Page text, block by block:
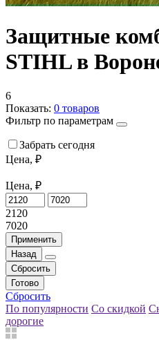
Защитные
STIHL в
6
Показать: 0 товаров
Фильтр по параметрам
Забрать сегодня
Цена, ₽
Цена, ₽
2120
7020
Применить
Назад
Сбросить
Готово
Сбросить
По популярности Со скидкой
дорогие